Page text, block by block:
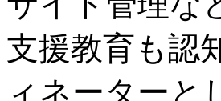
支援教育も認
ィネーターと